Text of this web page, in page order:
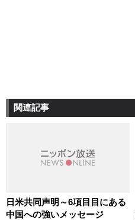
関連記事
日米共同声明～6項目目にある
中国への強いメッセージ